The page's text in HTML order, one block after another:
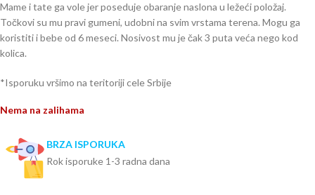
Mame i tate ga vole jer poseduje obaranje naslona u ležeći položaj.
Točkovi su mu pravi gumeni, udobni na svim vrstama terena. Mogu ga
koristiti i bebe od 6 meseci. Nosivost mu je čak 3 puta veća nego kod
kolica.
*Isporuku vršimo na teritoriji cele Srbije
Nema na zalihama
BRZA ISPORUKA
Rok isporuke 1-3 radna dana